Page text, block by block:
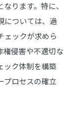
ります。特に、
については、過
ェックが求めら
権侵害や不適切な
ック体制を構築
プロセスの確立